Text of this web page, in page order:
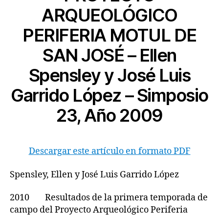
ARQUEOLÓGICO
PERIFERIA MOTUL DE
SAN JOSÉ – Ellen
Spensley y José Luis
Garrido López – Simposio
23, Año 2009
Descargar este artículo en formato PDF
Spensley, Ellen y José Luis Garrido López
2010 Resultados de la primera temporada de
campo del Proyecto Arqueológico Periferia